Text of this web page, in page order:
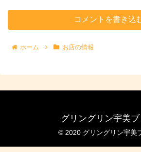
コメントを書き込
ホーム お店の情報
グリングリン宇美
© 2020 グリングリン宇美